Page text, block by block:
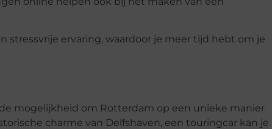
stressvrije ervaring, waardoor je meer tijd hebt om je
mogelijkheid om Rotterdam op een unieke manier
charme van Delfshaven, een touringcar kan je